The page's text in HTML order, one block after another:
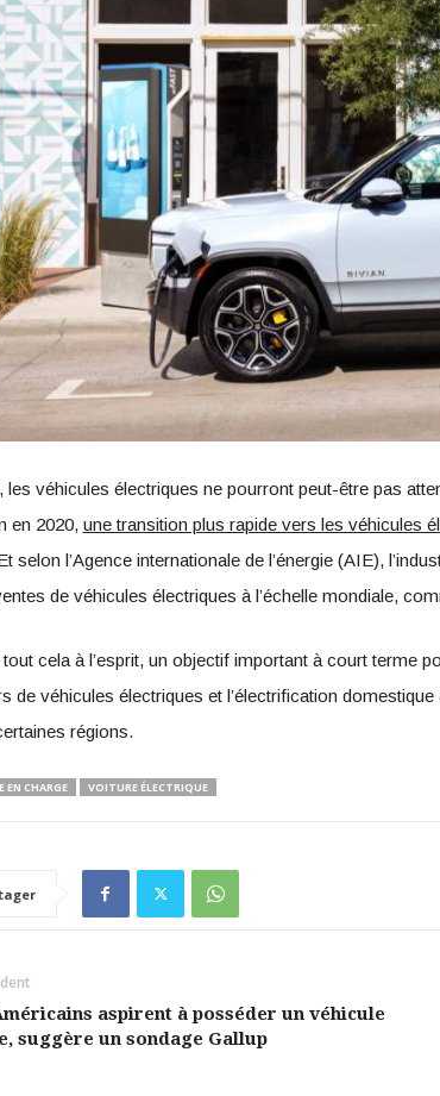
les véhicules électriques ne pourront peut-être pas
en 2020, une transition plus rapide vers les véhicules
selon l’Agence internationale de l’énergie (AIE),
de véhicules électriques à l’échelle mondiale,
tout cela à l’esprit, un objectif important à court terme
de véhicules électriques et l’électrification domestique
régions.
EN CHARGE VOITURE ÉLECTRIQUE
aspirent à posséder un véhicule
suggère un sondage Gallup